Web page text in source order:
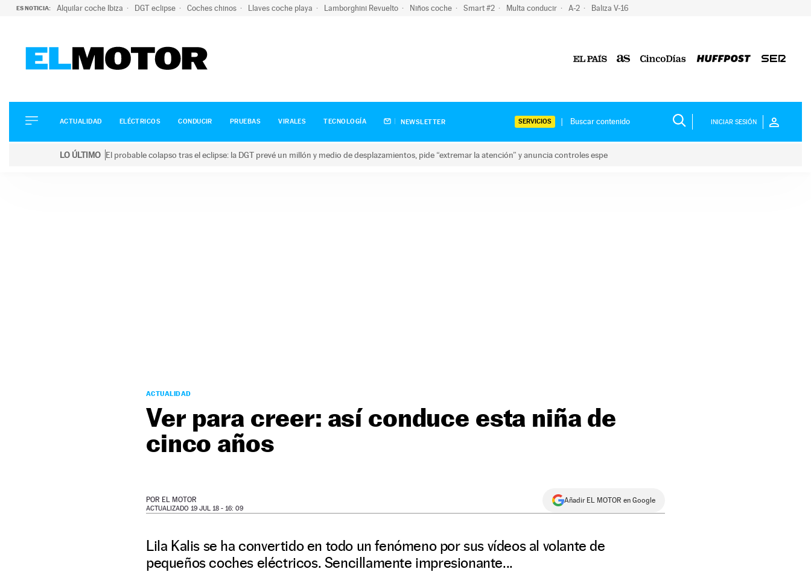
ES NOTICIA: Alquilar coche Ibiza DGT eclipse Coches chinos Llaves coche playa Lamborghini Revuelto Niños coche Smart #2 Multa conducir A-2 Baliza V-16
ELÉCTRICOS
CONDUCIR
ACTUALIDAD ELÉCTRICOS CONDUCIR PRUEBAS VIRALES TECNOLOGÍA NEWSLETTER SERVICIOS INICIAR SESIÓN
LO ÚLTIMO El probable colapso tras el eclipse: la DGT prevé un millón y medio de desplazamientos, pide “extremar la atención” y anuncia controles espe
ACTUALIDAD
Ver para creer: así conduce esta niña de
cinco años
POR EL MOTOR
ACTUALIZADO 19 JUL 18 - 16: 09
Añadir EL MOTOR en Google
Lila Kalis se ha convertido en todo un fenómeno por sus vídeos al volante de
pequeños coches eléctricos. Sencillamente impresionante...